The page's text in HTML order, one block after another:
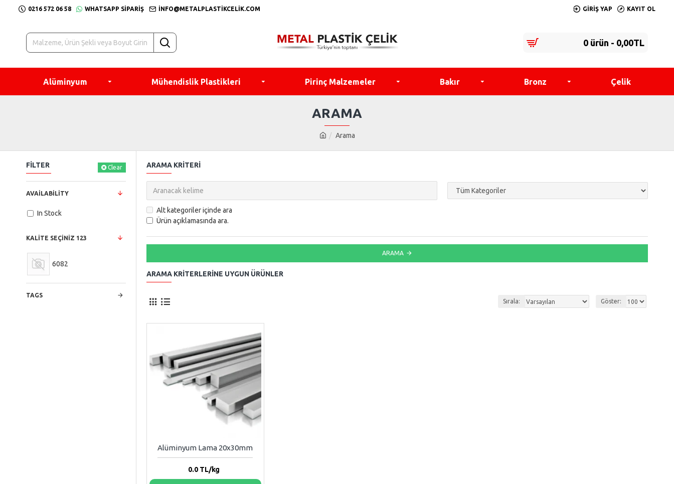
0216 572 06 58 WHATSAPP SIPARIŞ INFO@METALPLASTIKCELIK.COM GIRIŞ YAP KAYIT OL
0 ürün - 0,00TL
Alüminyum Mühendislik Plastikleri Pirinç Malzemeler Bakır Bronz Çelik
Arama
ARAMA
FILTER Clear
KALITE SEÇINIZ 123
6082
TAGS
AVAILABILITY
In Stock
ARAMA KRITERI
Alt kategoriler içinde ara
Ürün açıklamasında ara.
ARAMA
ARAMA KRITERLERINE UYGUN ÜRÜNLER
Sırala: Göster:
Alüminyum Lama 20x30mm
0.0 TL/kg